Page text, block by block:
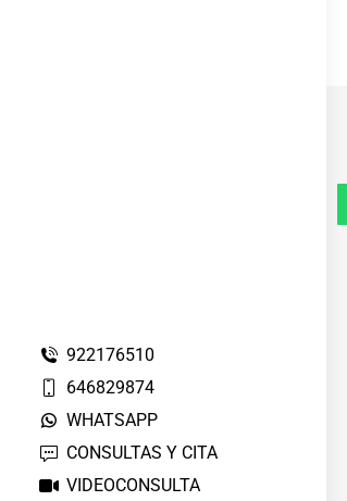
922176510
646829874
WHATSAPP
CONSULTAS Y CITA
VIDEOCONSULTA